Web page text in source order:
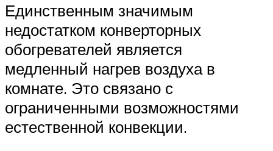
Единственным значимым
недостатком конверторных
обогревателей является
медленный нагрев воздуха в
комнате. Это связано с
ограниченными возможностями
естественной конвекции.